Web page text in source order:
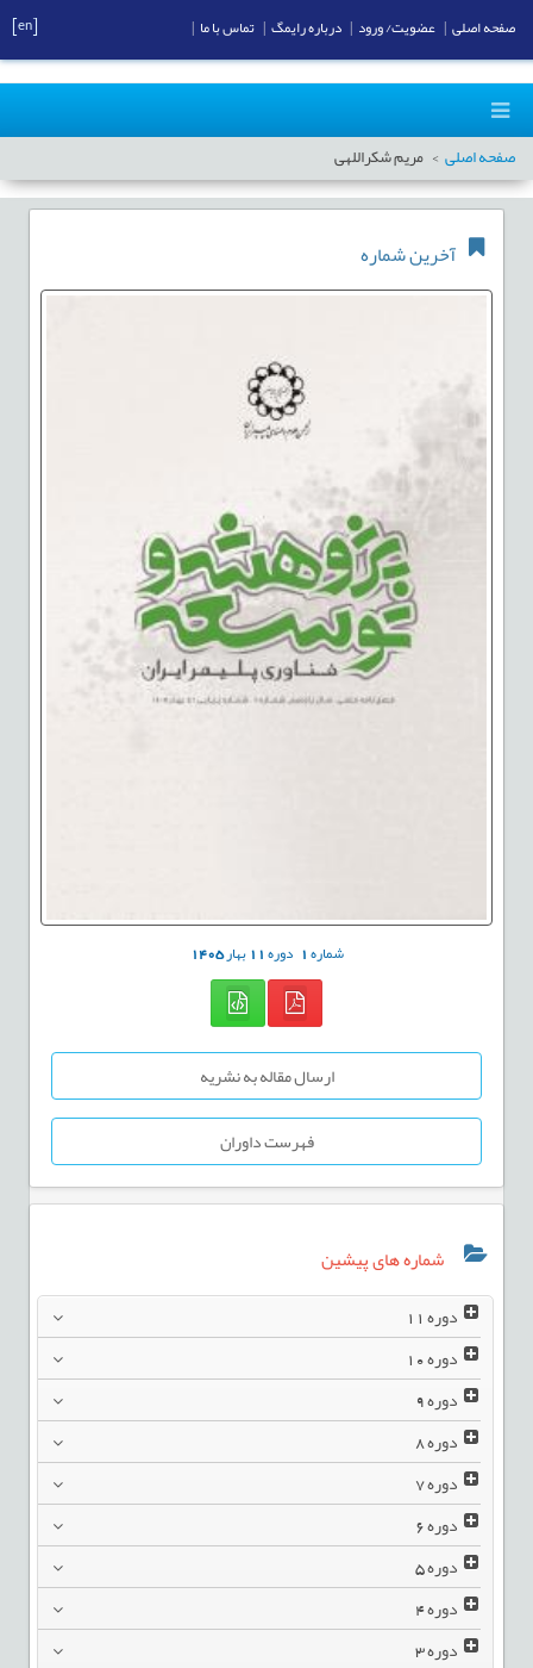
صفحه اصلی مریم شکراللهی
آخرین شماره
شماره1 دوره11بهار1405
ارسال مقاله به نشریه
فهرست داوران
شماره های پیشین
دوره11
دوره10
دوره9
دوره8
دوره7
دوره6
دوره5
دوره4
دوره3
صفحه اصلی عضویت/ ورود درباره رایمگ تماس با ما